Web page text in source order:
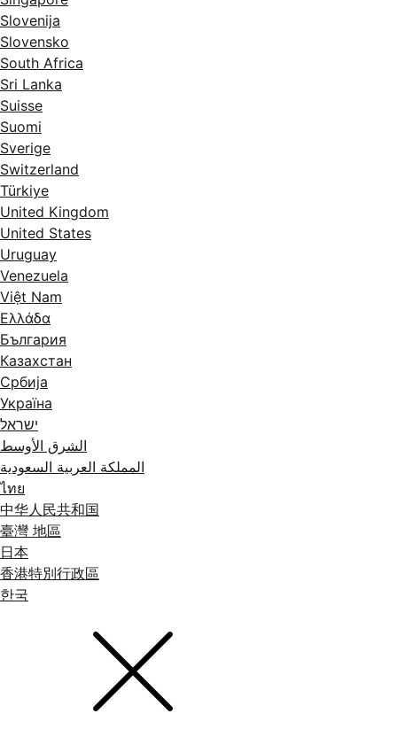
Slovenija
Slovensko
South Africa
Sri Lanka
Suisse
Suomi
Sverige
Switzerland
Türkiye
United Kingdom
United States
Uruguay
Venezuela
Việt Nam
Ελλάδα
България
Казахстан
Србија
Україна
ישראל
الشرق الأوسط
المملكة العربية السعودية
ไทย
中华人民共和国
臺灣 地區
日本
香港特別行政區
한국